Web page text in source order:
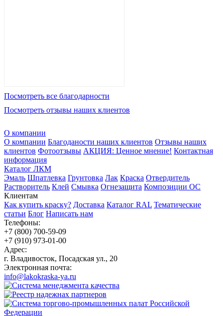
Посмотреть все благодарности
Посмотреть отзывы наших клиентов
О компании
О компании Благоданости наших клиентов Отзывы наших
клиентов Фотоотзывы АКЦИЯ: Ценное мнение! Контактная
информация
Каталог ЛКМ
Эмаль Шпатлевка Грунтовка Лак Краска Отвердитель
Растворитель Клей Смывка Огнезащита Композиции ОС
Клиентам
Как купить краску? Доставка Каталог RAL Тематические
статьи Блог Написать нам
Телефоны:
+7 (800) 700-59-09
+7 (910) 973-01-00
Адрес:
г. Владивосток, Посадская ул., 20
Электронная почта:
info@lakokraska-ya.ru